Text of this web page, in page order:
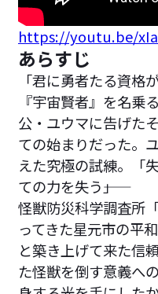
https://youtu.be/
あらすじ
「君に勇者たる資格
『宇宙賢者』を名乗
公・ユウマに告げた
ての始まりだった。
えた究極の試練。「
ての力を失う――」
怪獣防災科学調査所
ってきた星元市の平
と築き上げて来た信
た怪獣を倒す意義へ